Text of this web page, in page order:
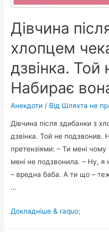
Дівчина
хлопцем
дзвінка. Той
Набирає
Анекдоти / Від Шляхта не
Дівчина після здибанки з
дзвінка. Той не подзвонив.
претензіями: – Ти мені
мені не подзвонила. – Ну, я
– вредна баба. А ти що –
…
Дівчина
Докладніше & raquo;